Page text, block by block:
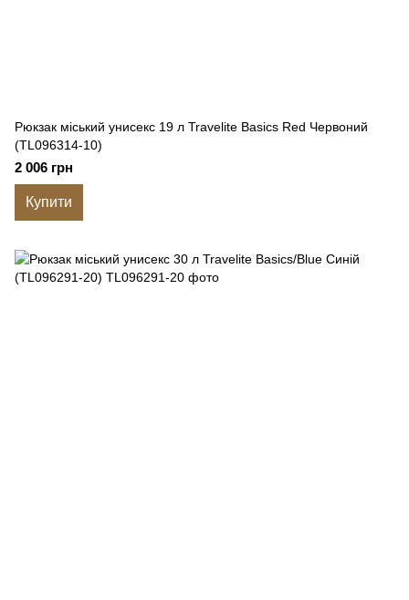
Рюкзак міський унисекс 19 л Travelite Basics Red Червоний
(TL096314-10)
2 006 грн
Купити